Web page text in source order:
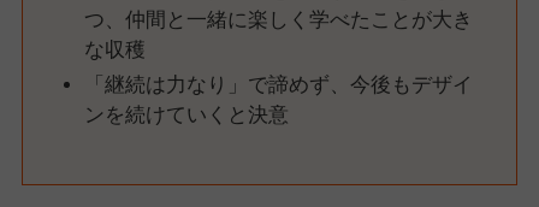
つ、仲間と一緒に楽しく学べたことが大き
な収穫
「継続は力なり」で諦めず、今後もデザイ
ンを続けていくと決意